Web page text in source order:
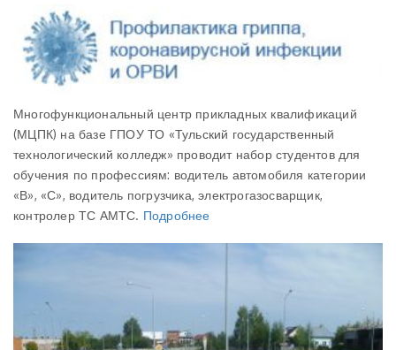
Многофункциональный центр прикладных квалификаций
(МЦПК) на базе ГПОУ ТО «Тульский государственный
технологический колледж» проводит набор студентов для
обучения по профессиям: водитель автомобиля категории
«В», «С», водитель погрузчика, электрогазосварщик,
контролер ТС АМТС. Подробнее